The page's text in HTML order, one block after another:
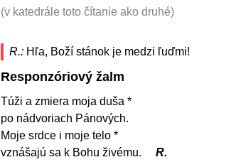
(v katedrále toto čítanie ako druhé)
R.: Hľa, Boží stánok je medzi ľuďmi!
Responzóriový žalm
Túži a zmiera moja duša *
po nádvoriach Pánových.
Moje srdce i moje telo *
vznášajú sa k Bohu živému.
R.